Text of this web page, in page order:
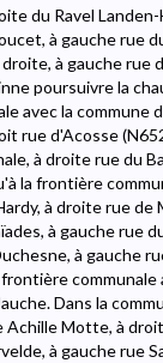
du Ravel
à gauche rue
à gauche rue
poursuivre la
avec la commune
rue d'Acosse
à droite rue du
la frontière
à droite rue de
à gauche rue
à gauche
Dans la
Achille Motte, à
à gauche rue